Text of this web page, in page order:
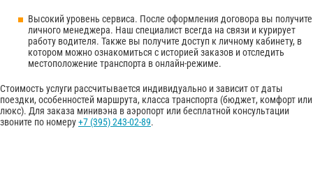
Высокий уровень сервиса. После оформления договора вы получите
личного менеджера. Наш специалист всегда на связи и курирует
работу водителя. Также вы получите доступ к личному кабинету, в
котором можно ознакомиться с историей заказов и отследить
местоположение транспорта в онлайн-режиме.
Стоимость услуги рассчитывается индивидуально и зависит от даты
поездки, особенностей маршрута, класса транспорта (бюджет, комфорт или
люкс). Для заказа минивэна в аэропорт или бесплатной консультации
звоните по номеру+7 (395) 243-02-89.